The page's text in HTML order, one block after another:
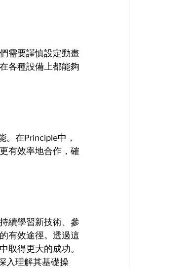
需要謹慎設定動畫
各種設備上都能夠
。在Principle中，
有效率地合作，確
續學習新技術、參
有效途徑。透過這
取得更大的成功。
入理解其基礎操